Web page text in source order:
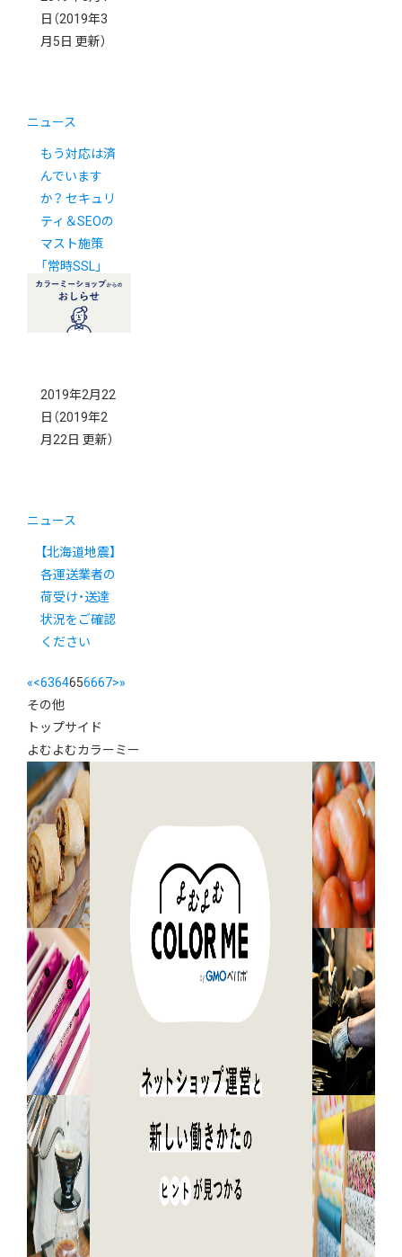
日 （2019年3
月5日 更新）
ニュース
もう対応は済
んでいます
か？ セキュリ
ティ＆SEOの
マスト施策
「常時SSL」
2019年2月22
日 （2019年2
月22日 更新）
ニュース
【北海道地震】
各運送業者の
荷受け・送達
状況をご確認
ください
«<6364656667>»
その他
トップサイド
よむよむカラーミー